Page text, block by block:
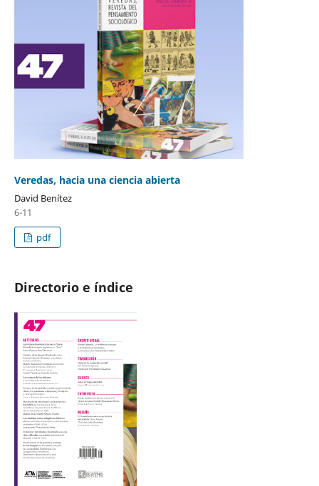
Veredas, hacia una ciencia abierta
David Benítez
6-11
pdf
Directorio e índice